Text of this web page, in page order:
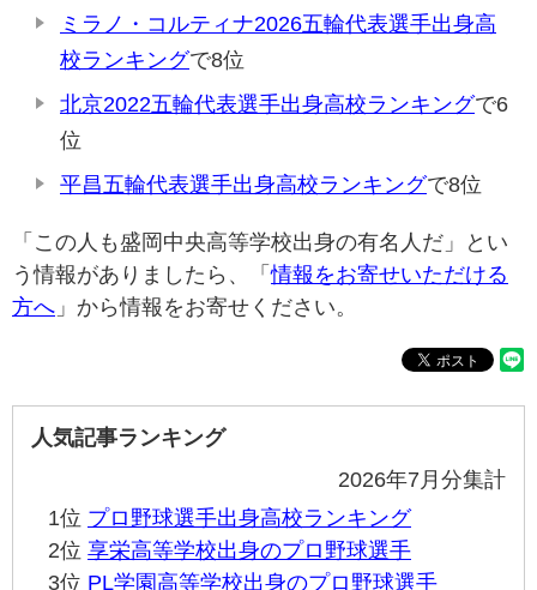
ミラノ・コルティナ2026五輪代表選手出身高
校ランキングで8位
北京2022五輪代表選手出身高校ランキングで6
位
平昌五輪代表選手出身高校ランキングで8位
「この人も盛岡中央高等学校出身の有名人だ」とい
う情報がありましたら、「情報をお寄せいただける
方へ 」から情報をお寄せください。
人気記事ランキング
2026年7月分集計
1位 プロ野球選手出身高校ランキング
2位 享栄高等学校出身のプロ野球選手
3位 PL学園高等学校出身のプロ野球選手